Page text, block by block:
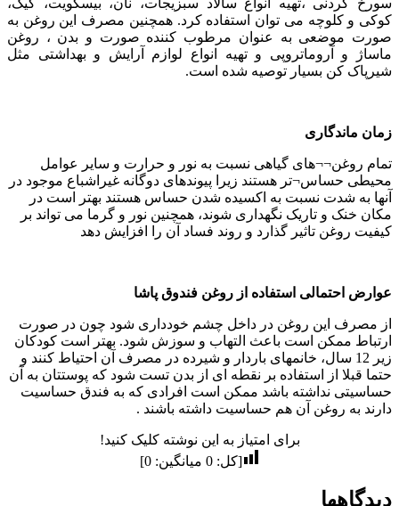
کوکی و کلوچه می توان استفاده کرد. همچنین مصرف این روغن به
صورت موضعی به عنوان مرطوب کننده صورت و بدن ، روغن
ماساژ و آروماتروپی و تهیه انواع لوازم آرایش و بهداشتی مثل
شیرپاک کن بسیار توصیه شده است.
زمان ماندگاری
تمام روغن‌¬¬های گیاهی نسبت به نور و حرارت و سایر عوامل
محیطی حساس‌¬تر هستند زیرا پیوندهای دوگانه غیراشباع موجود در
آنها به شدت نسبت به اکسیده شدن حساس هستند بهتر است در
مکان خنک و تاریک نگهداری شوند، همچنین نور و گرما می تواند بر
کیفیت روغن تاثیر گذارد و روند فساد آن را افزایش دهد
عوارض احتمالی استفاده از روغن فندوق پاشا
از مصرف این روغن در داخل چشم خودداری شود چون در صورت
ارتباط ممکن است باعث التهاب و سوزش شود. بهتر است کودکان
زیر 12 سال، خانمهای باردار و شیرده در مصرف آن احتیاط کنند و
حتما قبلا از استفاده بر نقطه ای از بدن تست شود که پوستتان به آن
حساسیتی نداشته باشد ممکن است افرادی که به فندق حساسیت
دارند به روغن آن هم حساسیت داشته باشند .
برای امتیاز به این نوشته کلیک کنید!
[کل:0 میانگین:0
]
دیدگاهها